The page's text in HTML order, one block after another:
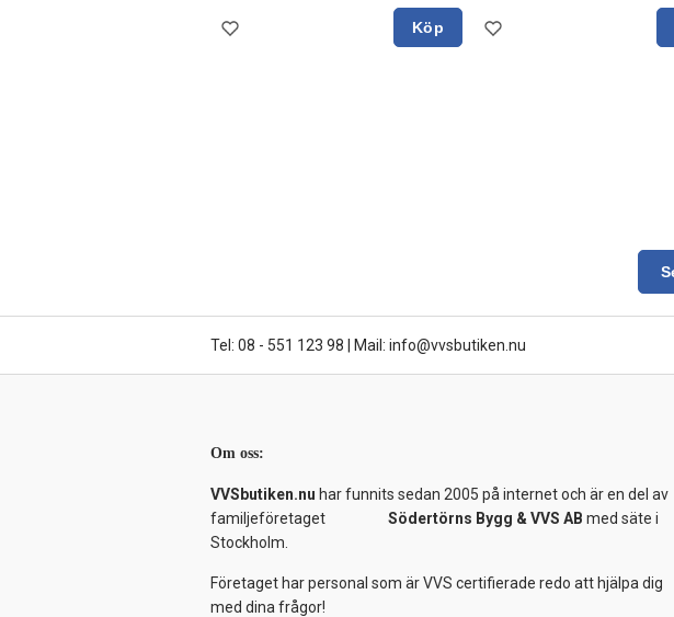
Köp
Tel: 08 - 551 123 98 Mail: info@vvsbutiken.nu
Om oss:
VVSbutiken.nu har funnits sedan 2005 på internet och är en del av
familjeföretaget Södertörns Bygg & VVS AB med säte i
Stockholm.
Företaget har personal som är VVS certifierade redo att hjälpa dig
med dina frågor!